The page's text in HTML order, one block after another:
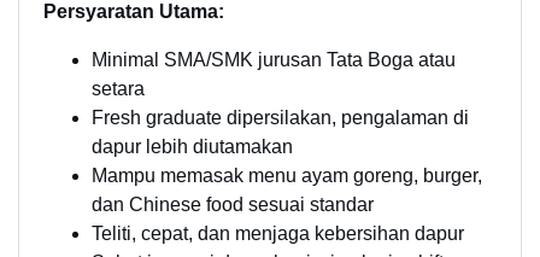
Persyaratan Utama:
Minimal SMA/SMK jurusan Tata Boga atau
setara
Fresh graduate dipersilakan, pengalaman di
dapur lebih diutamakan
Mampu memasak menu ayam goreng, burger,
dan Chinese food sesuai standar
Teliti, cepat, dan menjaga kebersihan dapur